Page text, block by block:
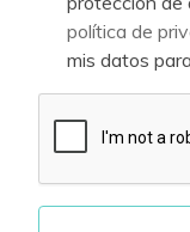
política de
mis datos